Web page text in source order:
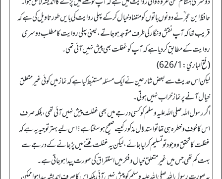
حافظ ابن حجر ؒ نے دونوں باتوں کو متضاد خیال کر کے پہلی روایت کی بایں طور تاویل کی ہے کہ
قریب تھا کہ آپ نقش و نگار کی طرف متوجہ ہو جاتے، یعنی پہلی روایت کا مطلب دوسری
روایت کے مطابق کردیا ہے کہ آپ کو غفلت بھی پیش نہیں آئی تھی۔
(فتح الباري: 626/1)
لیکن اس حدیث سے بعض شارحین نے ایک مسئلہ مستنبط کیا ہے کہ نماز میں کوئی غیر متعلق
خیال آنے پر نماز خراب نہیں ہوتی۔
اگر رسول اللہ صلی اللہ علیہ وسلم کو کسی درجے میں بھی غفلت پیش نہیں آئی تھی، بلکہ صرف
اس کا خوف وخطرہ ہی تھا تو استدلال مذکور کیسے صحیح ہو سکتا ہے؟اس لیے بہتر توجیہ یہ ہے کہ
غفلت کا تحقق ووجود تو تسلیم کر لیا جائے، لیکن یہ غفلت فتنے میں پڑجانے کے درجے سے
بہت کم تھی جس میں غیر متعلق خیال و فکر میں استغراق کی صورت پیدا ہو جاتی ہے۔